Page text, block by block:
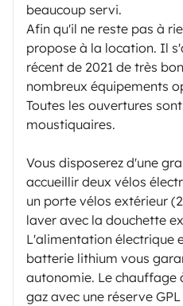
beaucoup servi.
Afin qu'il ne reste pas à
propose à la location. Il
récent de 2021 de très
nombreux équipements
Toutes les ouvertures
moustiquaires.
Vous disposerez d'une
accueillir deux vélos
un porte vélos extérieur
laver avec la douchette
L'alimentation électrique
batterie lithium vous
autonomie. Le chauffage
gaz avec une réserve